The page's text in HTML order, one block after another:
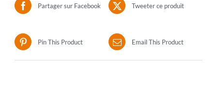
Partager sur Facebook Tweeter ce produit
Pin This Product Email This Product